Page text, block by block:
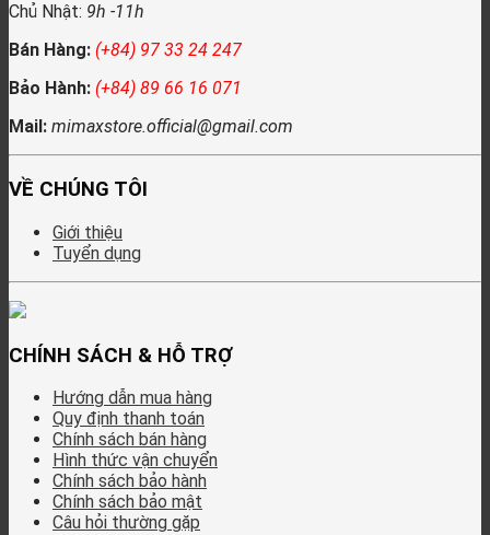
Chủ Nhật: 9h -11h
Bán Hàng: (+84) 97 33 24 247
Bảo Hành: (+84) 89 66 16 071
Mail: mimaxstore.official@gmail.com
VỀ CHÚNG TÔI
Giới thiệu
Tuyển dụng
CHÍNH SÁCH & HỖ TRỢ
Hướng dẫn mua hàng
Quy định thanh toán
Chính sách bán hàng
Hình thức vận chuyển
Chính sách bảo hành
Chính sách bảo mật
Câu hỏi thường gặp